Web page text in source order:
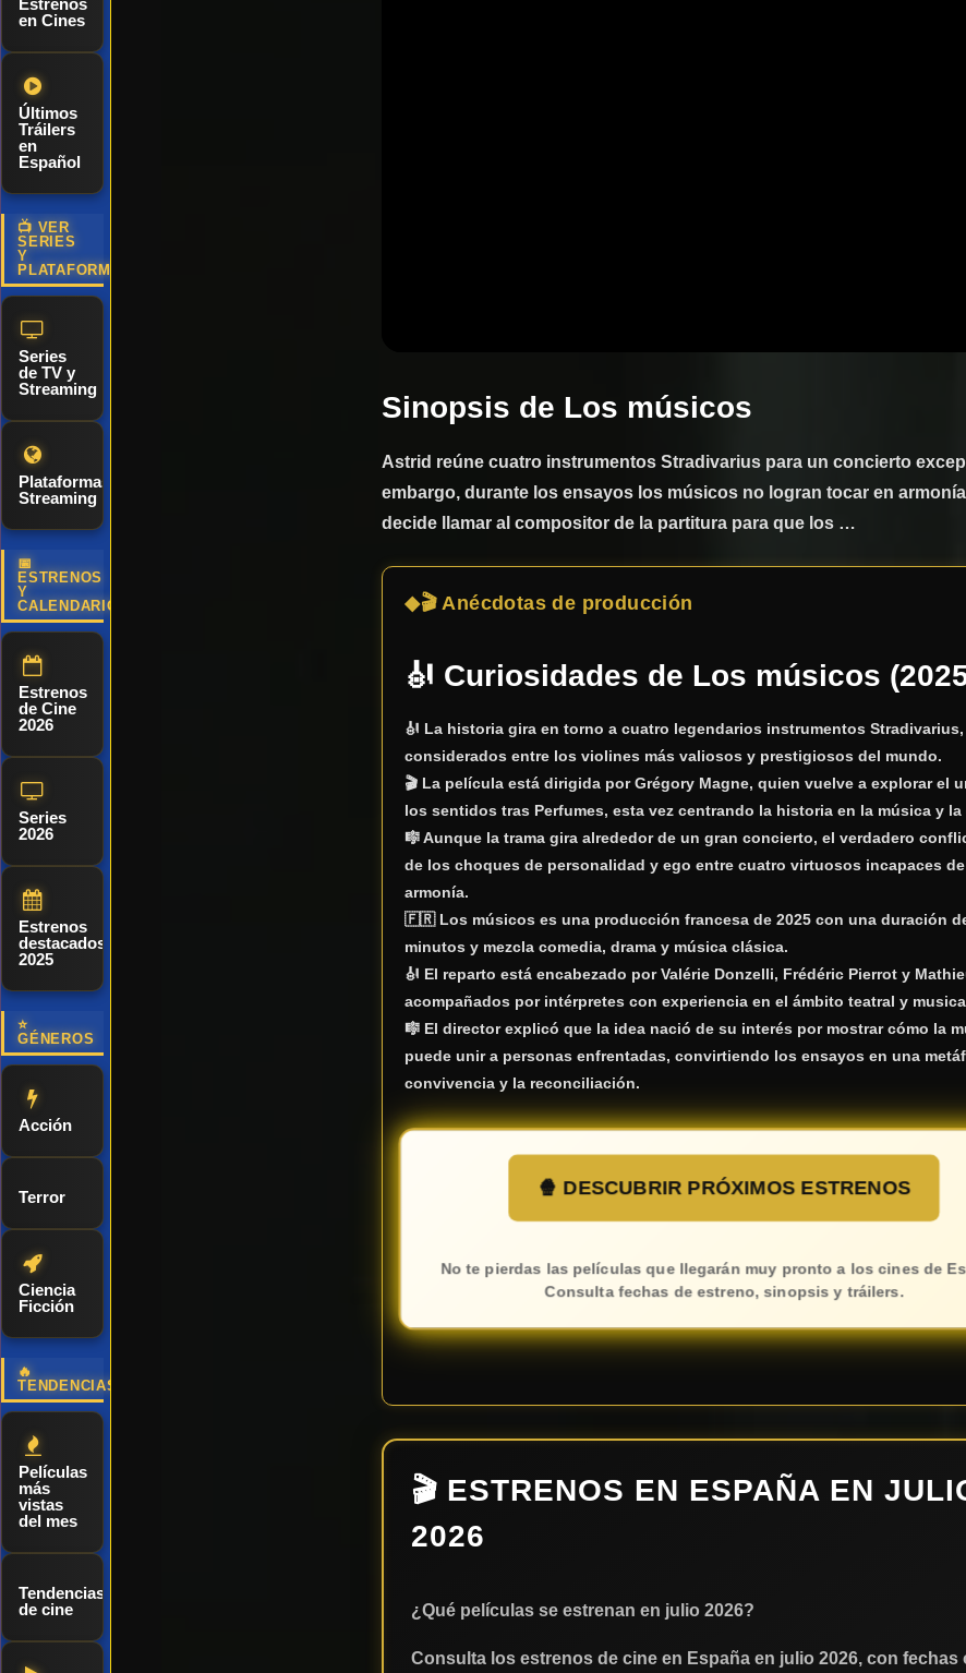
Estrenos
en Cines
Últimos
Tráilers
en
Español
📺 VER
SERIES
Y
PLATAFORMAS
Series
de TV y
Streaming
Plataformas
Streaming
📅
ESTRENOS
Y
CALENDARIO
Estrenos
de Cine
2026
Series
2026
Estrenos
destacados
2025
⭐
GÉNEROS
Acción
Terror
Ciencia
Ficción
🔥
TENDENCIAS
Películas
más
vistas
del mes
Tendencias
de cine
Sinopsis de Los músicos
Astrid reúne cuatro instrumentos Stradivarius para un concierto
embargo, durante los ensayos los músicos no logran tocar en
decide llamar al compositor de la partitura para que los …
🎬 Anécdotas de producción
🎻 Curiosidades de Los músicos
🎻 La historia gira en torno a cuatro legendarios instrumentosStradivarius,
considerados entre los violines más valiosos y prestigiosos del mundo.
🎬 La película está dirigida porGrégory Magne, quien vuelve a explorar el
los sentidos tras Perfumes, esta vez centrando la historia en la música y la
🎼 Aunque la trama gira alrededor de un gran concierto, el verdadero
de los choques de personalidad y ego entre cuatro virtuosos incapaces
armonía.
🇫🇷 Los músicos es una producción francesa de 2025 con una duración
minutos y mezcla comedia, drama y música clásica.
🎻 El reparto está encabezado porValérie Donzelli, Frédéric Pierrot y
acompañados por intérpretes con experiencia en el ámbito teatral y
🎼 El director explicó que la idea nació de su interés por mostrar cómo la
puede unir a personas enfrentadas, convirtiendo los ensayos en una
convivencia y la reconciliación.
🍿 DESCUBRIR PRÓXIMOS ESTRENOS
No te pierdas las películas que llegarán muy pronto a los cines de
Consulta fechas de estreno, sinopsis y tráilers.
🎬 ESTRENOS EN ESPAÑA EN
2026
¿Qué películas se estrenan en julio 2026?
Consulta los estrenos de cine en España en julio 2026, con fechas